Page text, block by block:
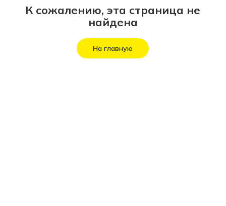
К сожалению, эта страница не
найдена
На главную